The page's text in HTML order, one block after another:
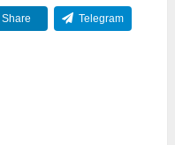
Share Telegram